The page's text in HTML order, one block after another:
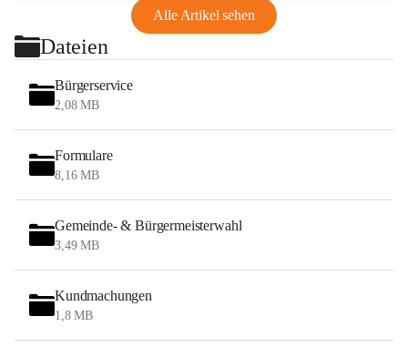
Alle Artikel sehen
Dateien
Bürgerservice
2,08 MB
Formulare
8,16 MB
Gemeinde- & Bürgermeisterwahl
3,49 MB
Kundmachungen
1,8 MB